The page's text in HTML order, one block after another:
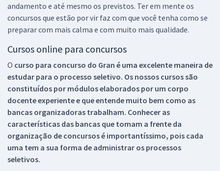
andamento e até mesmo os previstos. Ter em mente os
concursos que estão por vir faz com que você tenha como se
preparar com mais calma e com muito mais qualidade.
Cursos online para concursos
O curso para concurso do Gran é uma excelente maneira de
estudar para o processo seletivo. Os nossos cursos são
constituídos por módulos elaborados por um corpo
docente experiente e que entende muito bem como as
bancas organizadoras trabalham. Conhecer as
características das bancas que tomam a frente da
organização de concursos é importantíssimo, pois cada
uma tem a sua forma de administrar os processos
seletivos.